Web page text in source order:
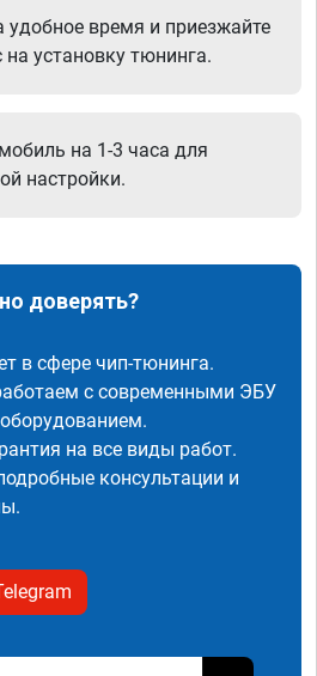
удобное время и приезжайте
установку тюнинга.
на 1-3 часа для
настройки.
доверять?
в сфере чип-тюнинга.
с современными ЭБУ
на все виды работ.
консультации и